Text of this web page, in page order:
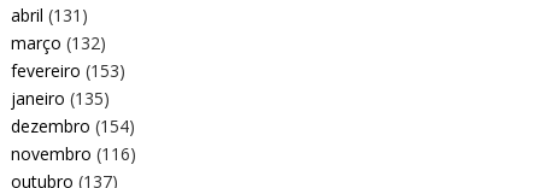
abril (131)
março (132)
fevereiro (153)
janeiro (135)
dezembro (154)
novembro (116)
outubro (137)